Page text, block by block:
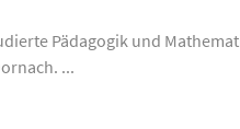
Pädagogik und
...